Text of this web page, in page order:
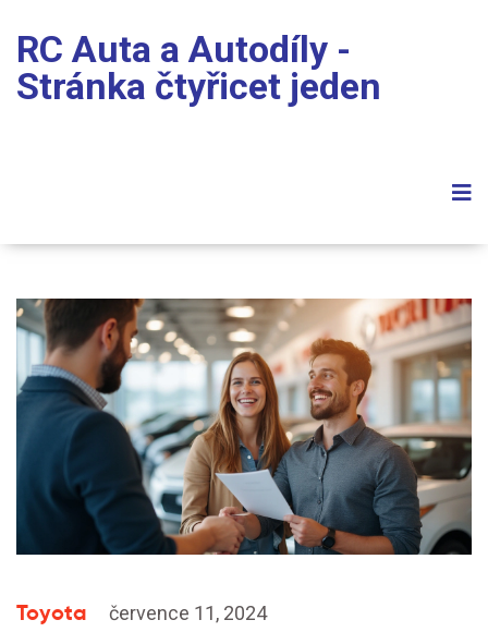
RC Auta a Autodíly -
Stránka čtyřicet jeden
Toyota července 11, 2024